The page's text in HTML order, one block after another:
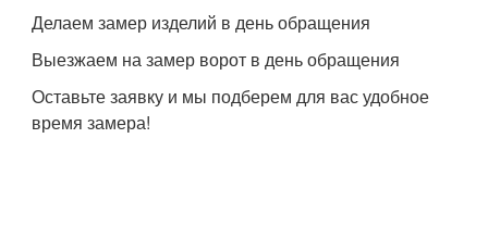
Делаем замер изделий в день обращения
Выезжаем на замер ворот в день обращения
Оставьте заявку и мы подберем для вас удобное
время замера!